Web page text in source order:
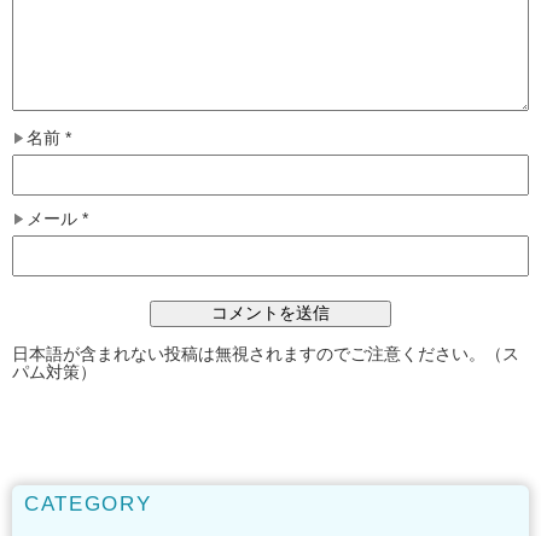
名前 *
メール *
日本語が含まれない投稿は無視されますのでご注意ください。（ス
パム対策）
CATEGORY